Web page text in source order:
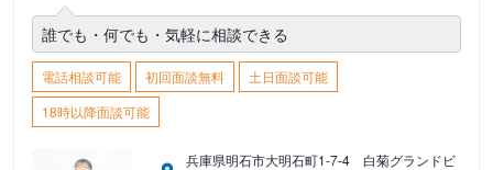
誰でも・何でも・気軽に相談できる
電話相談可能 初回面談無料
土日面談可能
18時以降面談可能
兵庫県明石市大明石町1-7-4 白菊グランドビ